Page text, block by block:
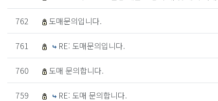
762 도매문의입니다.
761 RE: 도매문의입니다.
760 도매 문의합니다.
759 RE: 도매 문의합니다.